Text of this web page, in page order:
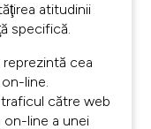
atitudinii
specifică.
cea
line.
către web
line a unei